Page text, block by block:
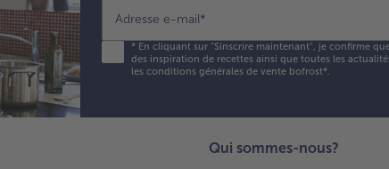
Adresse e-mail*
*En cliquant sur "Sinscrire maintenant", je confirme
des inspiration de recettes ainsi que toutes les
les conditions générales de vente bofrost*.
Qui sommes-nous?